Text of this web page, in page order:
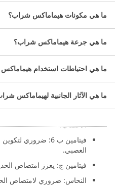
مل؟
الماده الفعالة:
كبريتات الحديدوز: مصدر
حمض الفوليك: ضروري لتكوين
الأعصاب.
فيتامين ب 6: ضروري
العصبي.
فيتامين ج: يعزز امتصاص
النحاس: ضروري لامتصاص
ما هي مكونات هيماماكس شراب؟
ما هي جرعة هيماماكس شراب؟
ما هي احتياطات استخدام
ما هي الآثار الجانبية لهيماماكس